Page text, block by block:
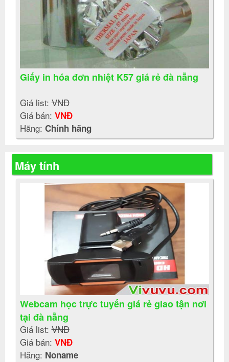
Giấy in hóa đơn nhiệt K57 giá rẻ đà nẵng
Giá list:VNĐ
Giá bán: VNĐ
Hãng: Chính hãng
Máy tính
Webcam học trực tuyến giá rẻ giao tận nơi
tại đà nẵng
Giá list:VNĐ
Giá bán: VNĐ
Hãng: Noname